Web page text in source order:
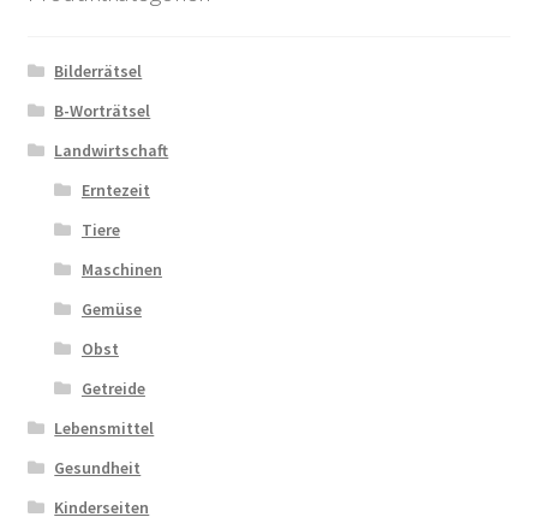
Zahlungsarten
Bilderrätsel
B-Worträtsel
Landwirtschaft
Erntezeit
Tiere
Maschinen
Gemüse
Obst
Getreide
Lebensmittel
Gesundheit
Kinderseiten